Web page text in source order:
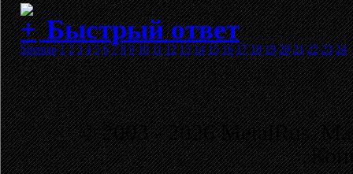
Быстрый ответ
Sitemap 1 2 3 4 5 6 7 8 9 10 11 12 13 14 15 16 17 18 19 20 21 22 23 24
© 2003 - 2026 MetalRus.